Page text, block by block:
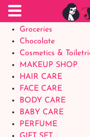
Food Supplements
Baby Foods
Groceries
Chocolate
Cosmetics &
MAKEUP SHOP
HAIR CARE
FACE CARE
BODY CARE
BABY CARE
PERFUME